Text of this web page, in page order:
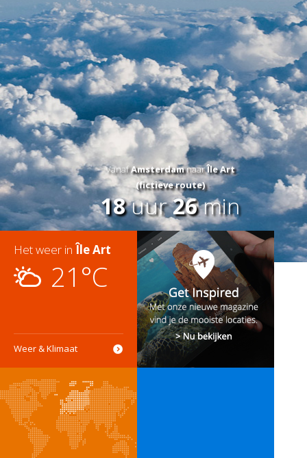
VanafAmsterdamnaarÎle Art
(fictieve route)
18uur26min
Het weer inÎle Art
21°C
Weer & Klimaat